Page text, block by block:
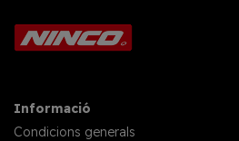
Informació
Condicions generals